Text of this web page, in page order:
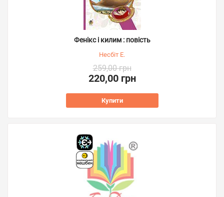
Фенікс і килим : повість
Несбіт Е.
259,00 грн
220,00 грн
Купити